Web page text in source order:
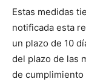
Estas medidas
notificada esta
un plazo de 10
del plazo de las
de cumplimiento